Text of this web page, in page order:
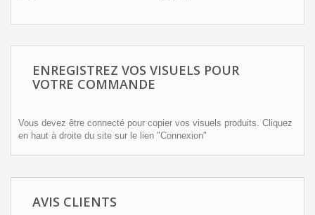
ENREGISTREZ VOS VISUELS POUR
VOTRE COMMANDE
Vous devez être connecté pour copier vos visuels produits. Cliquez
en haut à droite du site sur le lien "Connexion"
AVIS CLIENTS